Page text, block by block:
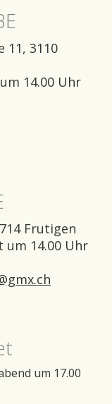
11, 3110
14.00 Uhr
Frutigen
um 14.00 Uhr
um 17.00